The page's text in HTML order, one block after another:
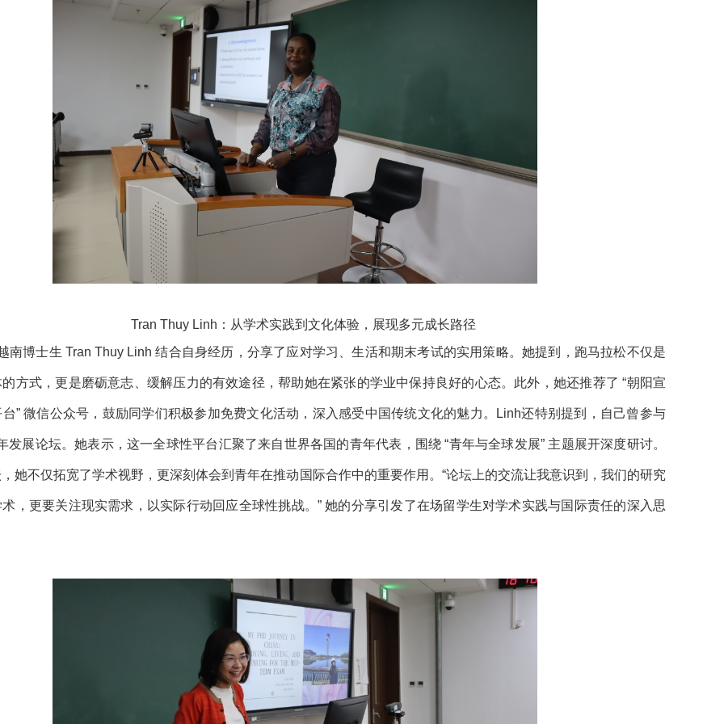
Tran Thuy Linh：从学术实践到文化体验，展现多元成长路径
南博士生 Tran Thuy Linh 结合自身经历，分享了应对学习、生活和期末考试的实用策略。她提到，跑马拉松不仅是
方式，更是磨砺意志、缓解压力的有效途径，帮助她在紧张的学业中保持良好的心态。此外，她还推荐了 “朝阳宣
” 微信公众号，鼓励同学们积极参加免费文化活动，深入感受中国传统文化的魅力。Linh还特别提到，自己曾参与
发展论坛。她表示，这一全球性平台汇聚了来自世界各国的青年代表，围绕 “青年与全球发展” 主题展开深度研讨。
她不仅拓宽了学术视野，更深刻体会到青年在推动国际合作中的重要作用。“论坛上的交流让我意识到，我们的研究
，更要关注现实需求，以实际行动回应全球性挑战。” 她的分享引发了在场留学生对学术实践与国际责任的深入思